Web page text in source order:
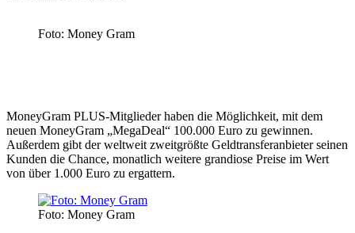
Foto: Money Gram
MoneyGram PLUS-Mitglieder haben die Möglichkeit, mit dem
neuen MoneyGram „MegaDeal“ 100.000 Euro zu gewinnen.
Außerdem gibt der weltweit zweitgrößte Geldtransferanbieter seinen
Kunden die Chance, monatlich weitere grandiose Preise im Wert
von über 1.000 Euro zu ergattern.
Foto: Money Gram